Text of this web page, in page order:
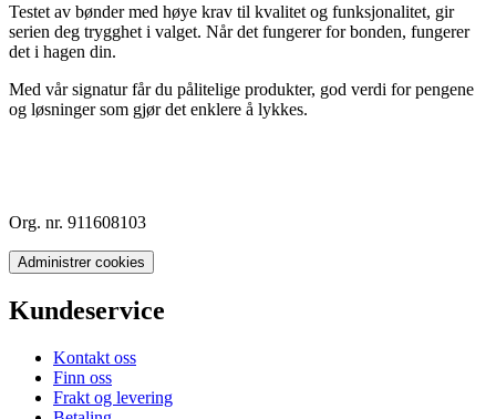
Testet av bønder med høye krav til kvalitet og funksjonalitet, gir
serien deg trygghet i valget. Når det fungerer for bonden, fungerer
det i hagen din.
Med vår signatur får du pålitelige produkter, god verdi for pengene
og løsninger som gjør det enklere å lykkes.
Org. nr. 911608103
Administrer cookies
Kundeservice
Kontakt oss
Finn oss
Frakt og levering